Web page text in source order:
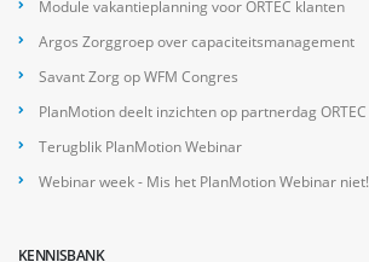
Module vakantieplanning voor ORTEC klanten
Argos Zorggroep over capaciteitsmanagement
Savant Zorg op WFM Congres
PlanMotion deelt inzichten op partnerdag ORTEC
Terugblik PlanMotion Webinar
Webinar week - Mis het PlanMotion Webinar niet!
KENNISBANK